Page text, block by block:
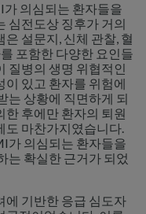
의심되는 환자들을
심전도상 징후가 거의
설문지, 신체 관찰, 혈
포함한 다양한 요인들
질병의 생명 위협적인
이 있고 환자를 위험에
는 상황에 직면하게 되
한 후에만 환자의 퇴원
도 마찬가지였습니다.
가 의심되는 환자들을
는 확실한 근거가 되었
에 기반한 응급 심도자